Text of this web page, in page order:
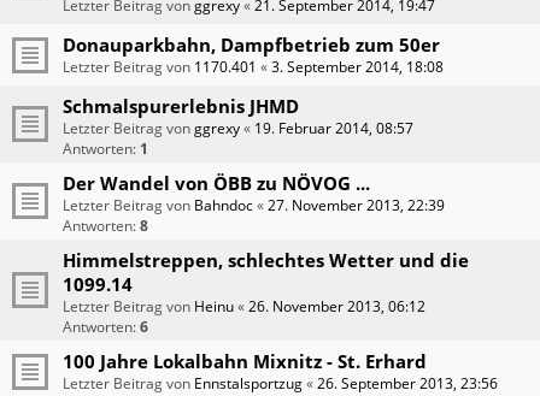
Letzter Beitrag vonggrexy«21. September 2014, 19:47
Donauparkbahn, Dampfbetrieb zum 50er
Letzter Beitrag von 1170.401 «3. September 2014, 18:08
Schmalspurerlebnis JHMD
Letzter Beitrag vonggrexy« 19. Februar 2014, 08:57
Antworten: 1
Der Wandel von ÖBB zu NÖVOG ...
Letzter Beitrag von Bahndoc«27. November 2013, 22:39
Antworten:8
Himmelstreppen, schlechtes Wetter und die
1099.14
Letzter Beitrag von Heinu«26. November 2013, 06:12
Antworten:6
100 Jahre Lokalbahn Mixnitz - St. Erhard
Letzter Beitrag von Ennstalsportzug«26. September 2013, 23:56